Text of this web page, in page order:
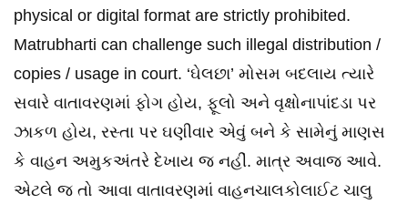
physical or digital format are strictly prohibited.
Matrubharti can challenge such illegal distribution /
copies / usage in court. ‘ઘેલછા’ મોસમ બદલાય ત્યારે
સવારે વાતાવરણમાં ફોગ હોય, ફૂલો અને વૃક્ષોનાપાંદડા પર
ઝાકળ હોય, રસ્તા પર ઘણીવાર એવું બને કે સામેનું માણસ
કે વાહન અમુકઅંતરે દેખાય જ નહીં. માત્ર અવાજ આવે.
એટલે જ તો આવા વાતાવરણમાં વાહનચાલકોલાઈટ ચાલુ